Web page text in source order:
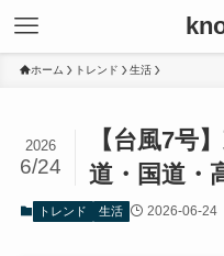
ホーム トレンド 生活
【台風7号
道・国道・
2026
6/24
トレンド 生活 2026-06-24